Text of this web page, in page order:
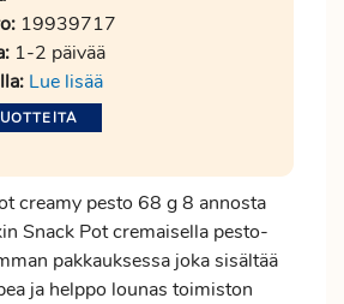
19939717
1-2 päivää
Lue lisää
creamy pesto 68 g 8 annosta
Snack Pot cremaisella pesto-
pakkauksessa joka sisältää
ja helppo lounas toimiston